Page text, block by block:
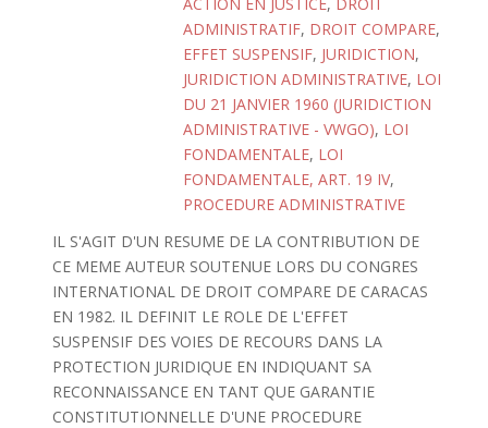
ADMINISTRATIF, DROIT COMPARE,
EFFET SUSPENSIF, JURIDICTION,
JURIDICTION ADMINISTRATIVE, LOI
DU 21 JANVIER 1960 (JURIDICTION
ADMINISTRATIVE - VWGO), LOI
FONDAMENTALE, LOI
FONDAMENTALE, ART. 19 IV,
PROCEDURE ADMINISTRATIVE
IL S'AGIT D'UN RESUME DE LA CONTRIBUTION DE
CE MEME AUTEUR SOUTENUE LORS DU CONGRES
INTERNATIONAL DE DROIT COMPARE DE CARACAS
EN 1982. IL DEFINIT LE ROLE DE L'EFFET
SUSPENSIF DES VOIES DE RECOURS DANS LA
PROTECTION JURIDIQUE EN INDIQUANT SA
RECONNAISSANCE EN TANT QUE GARANTIE
CONSTITUTIONNELLE D'UNE PROCEDURE